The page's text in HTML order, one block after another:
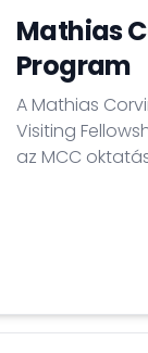
Mathias
Program
A Mathias
Visiting
az MCC